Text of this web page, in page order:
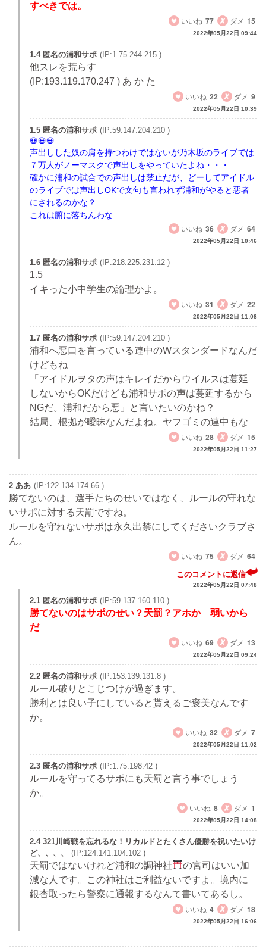
すべきでは。
いいね 77 ダメ 15
2022年05月22日 09:44
1.4 匿名の浦和サポ (IP:1.75.244.215 )
他スレを荒らす
(IP:193.119.170.247 ) あ か た
いいね 22 ダメ 9
2022年05月22日 10:39
1.5 匿名の浦和サポ (IP:59.147.204.210 )
声出しした奴の肩を持つわけではないが乃木坂のライブでは
７万人がノーマスクで声出しをやっていたよね・・・
確かに浦和の試合での声出しは禁止だが、どーしてアイドル
のライブでは声出しOKで文句も言われず浦和がやると悪者
にされるのかな？
これは腑に落ちんわな
いいね 36 ダメ 64
2022年05月22日 10:46
1.6 匿名の浦和サポ (IP:218.225.231.12 )
1.5
イキった小中学生の論理かよ。
いいね 31 ダメ 22
2022年05月22日 11:08
1.7 匿名の浦和サポ (IP:59.147.204.210 )
浦和へ悪口を言っている連中のWスタンダードなんだ
けどもね
「アイドルヲタの声はキレイだからウイルスは蔓延
しないからOKだけども浦和サポの声は蔓延するから
NGだ。浦和だから悪」と言いたいのかね？
結局、根拠が曖昧なんだよね。ヤフゴミの連中もな
いいね 28 ダメ 15
2022年05月22日 11:27
2 ああ (IP:122.134.174.66 )
勝てないのは、選手たちのせいではなく、ルールの守れな
いサポに対する天罰ですね。
ルールを守れないサポは永久出禁にしてくださいクラブさ
ん。
いいね 75 ダメ 64
このコメントに返信
2022年05月22日 07:48
2.1 匿名の浦和サポ (IP:59.137.160.110 )
勝てないのはサポのせい？天罰？アホか 弱いから
だ
いいね 69 ダメ 13
2022年05月22日 09:24
2.2 匿名の浦和サポ (IP:153.139.131.8 )
ルール破りとこじつけが過ぎます。
勝利とは良い子にしていると貰えるご褒美なんです
か。
いいね 32 ダメ 7
2022年05月22日 11:02
2.3 匿名の浦和サポ (IP:1.75.198.42 )
ルールを守ってるサポにも天罰と言う事でしょう
か。
いいね 8 ダメ 1
2022年05月22日 14:08
2.4 321川崎戦を忘れるな！リカルドとたくさん優勝を祝いたいけ
ど、、、、
(IP:124.141.104.102 )
天罰ではないけれど浦和の調神社
の宮司はいい加
減な人です。この神社はご利益ないですよ。境内に
銀杏取ったら警察に通報するなんて書いてあるし。
いいね 4 ダメ 18
2022年05月22日 16:06